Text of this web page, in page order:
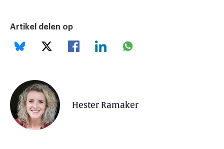
Artikel delen op
Hester Ramaker